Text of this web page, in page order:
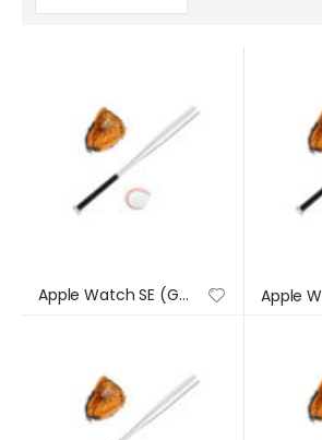
Apple Watch SE (GPS) – Caja de aluminio en plata de 44 mm – Correa deportiva en color abismo – Talla única